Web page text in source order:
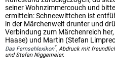
seiner Wohnzimmercouch und
ermitteln: Schneewittchen ist
in der Märchenwelt drunter und
Verbindung zum Märchenreich
Haase) und Martin (Stefan
Das Fernsehlexikon*, Abdruck mit
und Stefan Niggemeier.